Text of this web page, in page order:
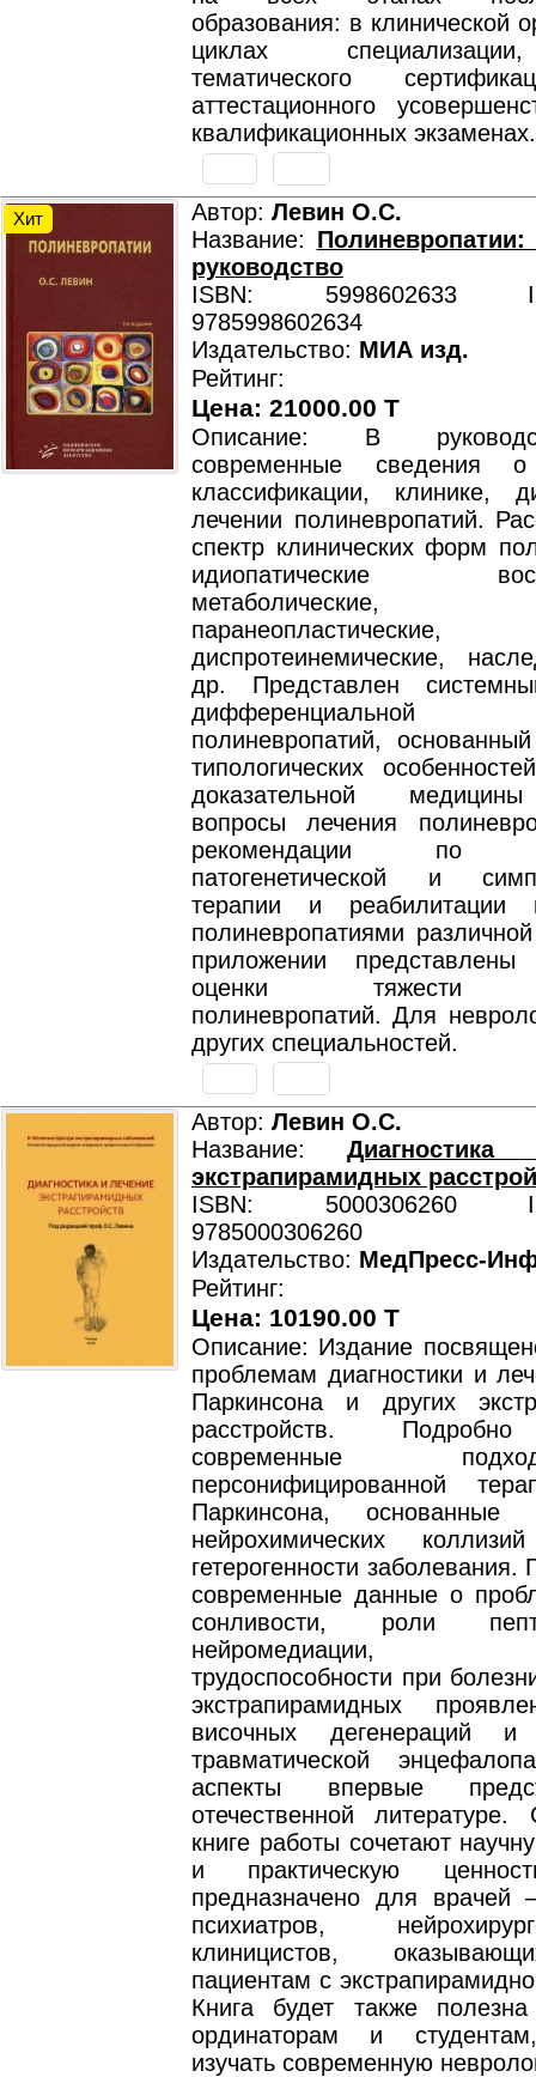
образования: в клинической
циклах
тематического
аттестационного
квалификационных экзаменах.
Хит Автор: Левин О.С.
Название: Полиневропатии:
руководство
ISBN: 5998602633
9785998602634
Издательство: МИА изд.
Рейтинг:
Цена: 21000.00 T
Описание: В
современные сведения о
классификации, клинике,
лечении полиневропатий.
спектр клинических форм
идиопатические
метаболические,
паранеопластические,
диспротеинемические,
др. Представлен
дифференциальной
полиневропатий,
типологических
доказательной
вопросы лечения
рекомендации по
патогенетической и
терапии и реабилитации
полиневропатиями
приложении
оценки тяжести
полиневропатий. Для
других специальностей.
Автор: Левин О.С.
Название:
экстрапирамидных
ISBN: 5000306260
9785000306260
Издательство: МедПресс-
Рейтинг:
Цена: 10190.00 T
Описание: Издание
проблемам диагностики и
Паркинсона и других
расстройств.
современные
персонифицированной
Паркинсона,
нейрохимических
гетерогенности
современные данные о
сонливости, роли
нейромедиации,
трудоспособности при
экстрапирамидных
височных дегенераций и
травматической
аспекты впервые
отечественной
книге работы сочетают
и практическую
предназначено для врачей
психиатров,
клиницистов,
пациентам с
Книга будет также полезна
ординаторам и
изучать современную